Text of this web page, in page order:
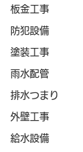
板金工事
防犯設備
塗装工事
雨水配管
排水つまり
外壁工事
給水設備